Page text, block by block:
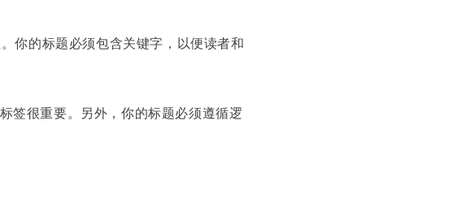
你的标题必须包含关键字，以便读者和
签很重要。另外，你的标题必须遵循逻